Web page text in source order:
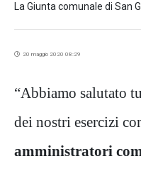
La Giunta comunale di San
20 maggio 2020 08:29
“Abbiamo salutato
dei nostri esercizi
amministratori